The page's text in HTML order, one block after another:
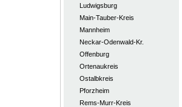
Ludwigsburg
Main-Tauber-Kreis
Mannheim
Neckar-Odenwald-Kr.
Offenburg
Ortenaukreis
Ostalbkreis
Pforzheim
Rems-Murr-Kreis